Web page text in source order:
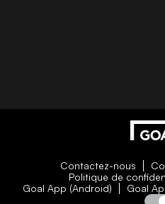
Contactez-nous
Politique de
Goal App (Android)
Goal